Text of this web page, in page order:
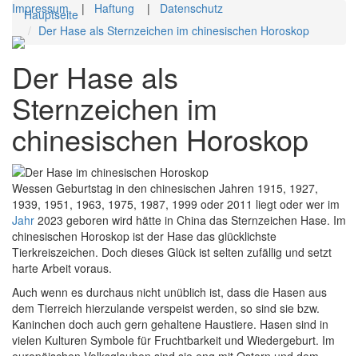
Impressum| Haftung | Datenschutz
Hauptseite
Der Hase als Sternzeichen im chinesischen Horoskop
Der Hase als
Sternzeichen im
chinesischen Horoskop
Wessen Geburtstag in den chinesischen Jahren 1915, 1927,
1939, 1951, 1963, 1975, 1987, 1999 oder 2011 liegt oder wer im
Jahr 2023 geboren wird hätte in China das Sternzeichen Hase. Im
chinesischen Horoskop ist der Hase das glücklichste
Tierkreiszeichen. Doch dieses Glück ist selten zufällig und setzt
harte Arbeit voraus.
Auch wenn es durchaus nicht unüblich ist, dass die Hasen aus
dem Tierreich hierzulande verspeist werden, so sind sie bzw.
Kaninchen doch auch gern gehaltene Haustiere. Hasen sind in
vielen Kulturen Symbole für Fruchtbarkeit und Wiedergeburt. Im